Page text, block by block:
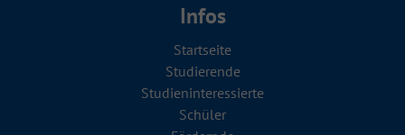
Infos
Startseite
Studierende
Studien­in­teressierte
Schüler